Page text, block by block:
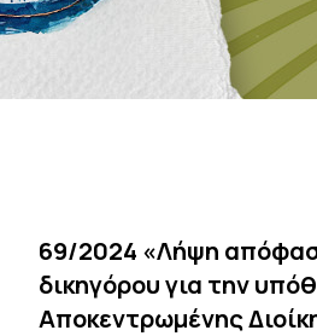
69/2024 «Λήψη
δικηγόρου για την
Αποκεντρωμένης